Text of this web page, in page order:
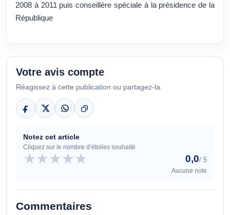
2008 à 2011 puis conseillère spéciale à la présidence de la
République
Votre avis compte
Réagissez à cette publication ou partagez-la.
Notez cet article
Cliquez sur le nombre d’étoiles souhaité
★★★★★ 0,0/ 5
Aucune note
Commentaires